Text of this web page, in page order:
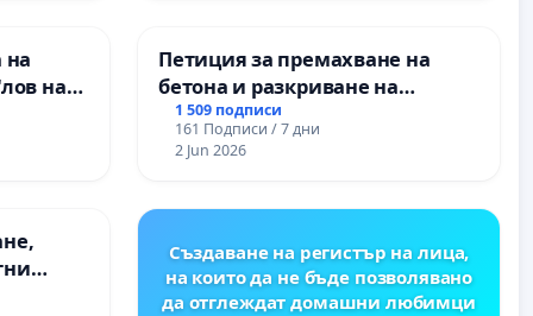
на
на
Петиция за премахване на
бетона и разкриване на
античното сърце на
Могиланската могила във
Враца
1 509 подписи
161 Подписи / 7 дни
2 Jun 2026
Създаване на регистър на лица,
на които да не бъде позволявано
да отглеждат домашни любимци